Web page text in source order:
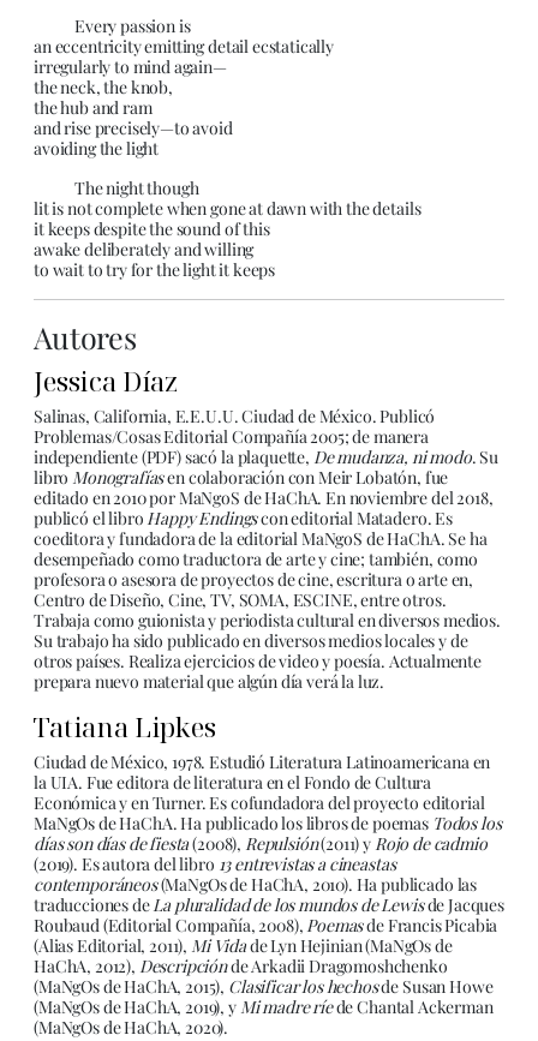
Every passion is
an eccentricity emitting detail ecstatically
irregularly to mind again—
the neck, the knob,
the hub and ram
and rise precisely—to avoid
avoiding the light
The night though
lit is not complete when gone at dawn with the details
it keeps despite the sound of this
awake deliberately and willing
to wait to try for the light it keeps
Autores
Jessica Díaz
Salinas, California, E.E.U.U. Ciudad de México. Publicó
Problemas/Cosas Editorial Compañía 2005; de manera
independiente (PDF) sacó la plaquette, De mudanza, ni modo. Su
libroMonografíasen colaboración con Meir Lobatón, fue
editado en 2010 por MaNgoS de HaChA. En noviembre del 2018,
publicó el libroHappy Endingscon editorial Matadero. Es
coeditora y fundadora de la editorial MaNgoS de HaChA. Se ha
desempeñado como traductora de arte y cine; también, como
profesora o asesora de proyectos de cine, escritura o arte en,
Centro de Diseño, Cine, TV, SOMA, ESCINE, entre otros.
Trabaja como guionista y periodista cultural en diversos medios.
Su trabajo ha sido publicado en diversos medios locales y de
otros países. Realiza ejercicios de video y poesía. Actualmente
prepara nuevo material que algún día verá la luz.
Tatiana Lipkes
Ciudad de México, 1978. Estudió Literatura Latinoamericana en
la UIA. Fue editora de literatura en el Fondo de Cultura
Económica y en Turner. Es cofundadora del proyecto editorial
MaNgOs de HaChA. Ha publicado los libros de poemas Todos los
días son días de fiesta(2008), Repulsión(2011) yRojo de cadmio
(2019). Es autora del libro 13 entrevistas a cineastas
contemporáneos(MaNgOs de HaChA, 2010). Ha publicado las
traducciones deLa pluralidad de los mundos de Lewisde Jacques
Roubaud (Editorial Compañía, 2008),Poemasde Francis Picabia
(Alias Editorial, 2011), Mi Vidade Lyn Hejinian (MaNgOs de
HaChA, 2012), Descripciónde Arkadii Dragomoshchenko
(MaNgOs de HaChA, 2015), Clasificar los hechosde Susan Howe
(MaNgOs de HaChA, 2019), yMi madre ríede Chantal Ackerman
(MaNgOs de HaChA, 2020).